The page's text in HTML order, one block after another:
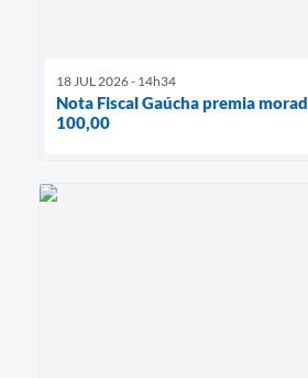
18 JUL 2026 - 14h34
Nota Fiscal Gaúcha premia
100,00